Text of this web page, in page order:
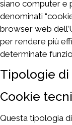
siano computer e
denominati
browser web
per rendere più
determinate
Tipologie di
Cookie
Questa tipologia